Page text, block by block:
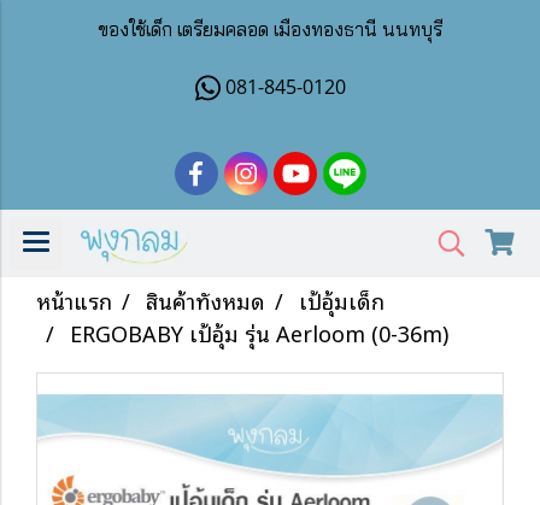
ของใช้เด็ก เตรียมคลอด เมืองทองธานี นนทบุรี
081-845-0120
หน้าแรก สินค้าทั้งหมด
เป้อุ้มเด็ก
ERGOBABY เป้อุ้ม รุ่น Aerloom (0-36m)